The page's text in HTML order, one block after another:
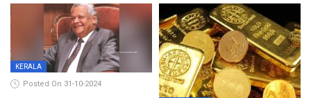
മൂല്യം വീണ്ടും റെക്കോര്‍ഡ്
താഴ്ചയില്‍
എൽപിജി വരെ...
KERALA
Posted On 31-10-2024